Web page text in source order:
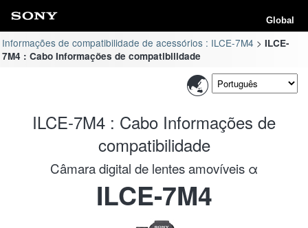
Global
Informações de compatibilidade de acessórios : ILCE-7M4
ILCE-
7M4 : Cabo Informações de compatibilidade
ILCE-7M4 : Cabo Informações de
compatibilidade
Câmara digital de lentes amovíveis α
ILCE-7M4